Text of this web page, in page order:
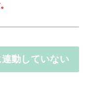
動していない